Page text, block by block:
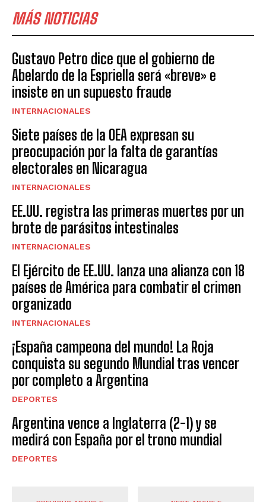
MÁS NOTICIAS
Gustavo Petro dice que el gobierno de
Abelardo de la Espriella será «breve» e
insiste en un supuesto fraude
INTERNACIONALES
Siete países de la OEA expresan su
preocupación por la falta de garantías
electorales en Nicaragua
INTERNACIONALES
EE.UU. registra las primeras muertes por un
brote de parásitos intestinales
INTERNACIONALES
El Ejército de EE.UU. lanza una alianza con 18
países de América para combatir el crimen
organizado
INTERNACIONALES
¡España campeona del mundo! La Roja
conquista su segundo Mundial tras vencer
por completo a Argentina
DEPORTES
Argentina vence a Inglaterra (2-1) y se
medirá con España por el trono mundial
DEPORTES